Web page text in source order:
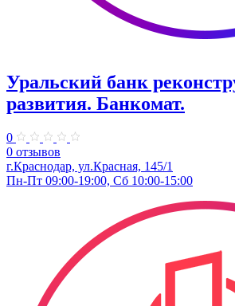
Уральский банк
развития. Банкомат.
0
0 отзывов
г.Краснодар, ул.Красная, 145/1
Пн-Пт 09:00-19:00, Сб 10:00-15:00